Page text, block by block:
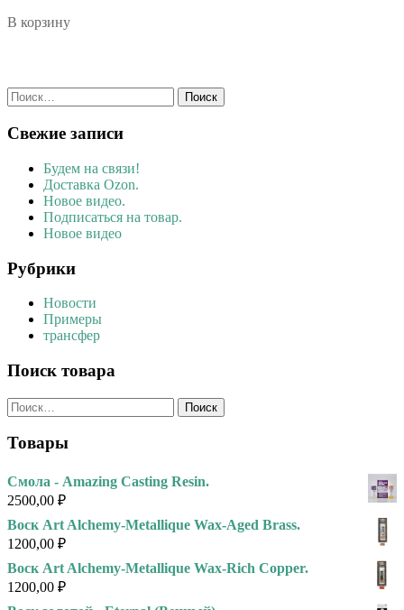
В корзину
Найти:
Свежие записи
Будем на связи!
Доставка Ozon.
Новое видео.
Подписаться на товар.
Новое видео
Рубрики
Новости
Примеры
трансфер
Поиск товара
Найти:
Товары
Смола - Amazing Casting Resin.
2500,00 ₽
Воск Art Alchemy-Metallique Wax-Aged Brass.
1200,00 ₽
Воск Art Alchemy-Metallique Wax-Rich Copper.
1200,00 ₽